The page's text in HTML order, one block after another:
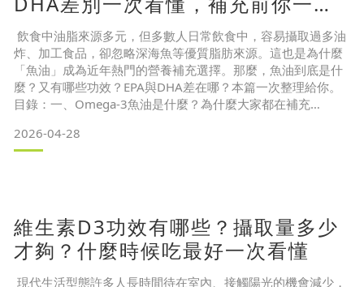
要知道
飲食中油脂來源多元，但多數人日常飲食中，容易攝取過多油
炸、加工食品，卻忽略深海魚等優質脂肪來源。這也是為什麼
「魚油」成為近年熱門的營養補充選擇。那麼，魚油到底是什
麼？又有哪些功效？EPA與DHA差在哪？本篇一次整理給你。
目錄：一、Omega-3魚油是什麼？為什麼大家都在補充
魚油好處1：幫助循環順暢
魚油好處2：調節生理機能
四、EPA vs DHA 差在哪？EPA
2026-04-28
維生素D3功效有哪些？攝取量多少
才夠？什麼時候吃最好一次看懂
現代生活型態許多人長時間待在室內、接觸陽光的機會減少，